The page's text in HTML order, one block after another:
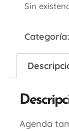
Sin
Categoría:
Agenda